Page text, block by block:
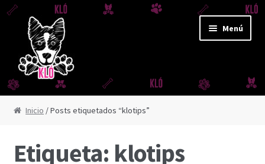
navegación
contenido
Menú
CORREAS Y JUGUETES
CORREA DERBY
Inicio / Posts etiquetados “klotips”
Etiqueta: klotips